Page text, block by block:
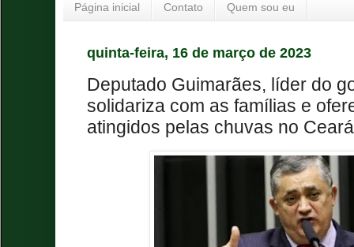
Página inicial Contato Quem sou eu
quinta-feira, 16 de março de 2023
Deputado Guimarães, líder do
solidariza com as famílias e
atingidos pelas chuvas no Ceará